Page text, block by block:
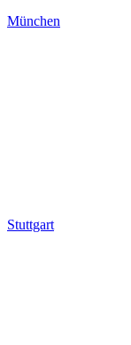
München
Stuttgart